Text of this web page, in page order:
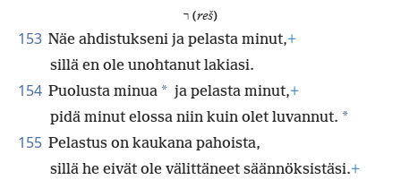
ר (reš)
153 Näe ahdistukseni ja pelasta minut,+
sillä en ole unohtanut lakiasi.
154 Puolusta minua * ja pelasta minut,+
pidä minut elossa niin kuin olet luvannut. *
155 Pelastus on kaukana pahoista,
sillä he eivät ole välittäneet säännöksistäsi.+